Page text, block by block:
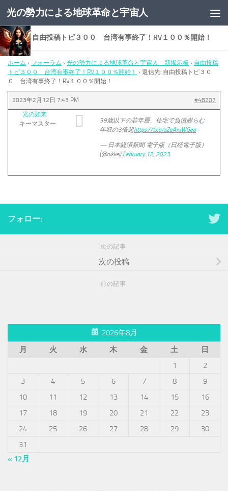
コンテンツへスキップ
光の勢力による地球革命と宇宙人
返信先: 自由投稿トピ３００ 台湾有事終了！RV１００％開始！
ホーム › フォーラム › 光の勢力による地球革命と宇宙人 新掲示板 › 自由投稿
トピ３００ 台湾有事終了！RV１００％開始！
› 返信先: 自由投稿トピ３０
０ 台湾有事終了！RV１００％開始！
2023年2月12日 7:43 PM
#48207
光の如来
キーマスター
39歳以下の若年層、住宅で負債膨らむ
年収の3倍超https://t.co/sZeAxxWGea
— 日本経済新聞 電子版（日経電子版）
(@nikkei) February 12, 2023
フォロー:
次の記事
次の投稿
前の記事
2026年8月
月
火 水 木 金 土
日
1
2
3
4 5 6 7 8
9
10
11 12 13 14 15
16
17
18 19 20 21 22
23
24
25 26 27 28 29
30
31
« 12月